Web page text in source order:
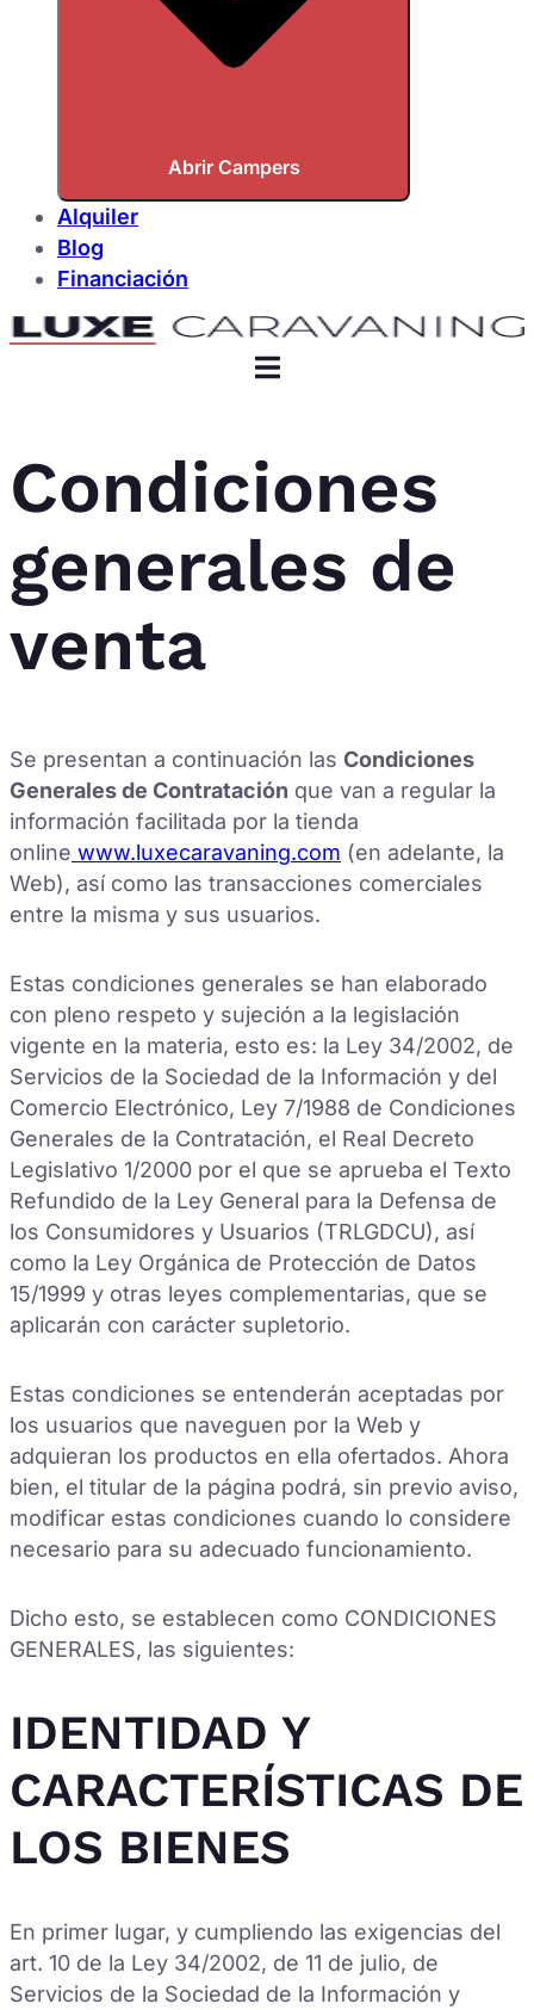
Abrir Campers
Alquiler
Blog
Financiación
Condiciones
generales de
venta
Se presentan a continuación las Condiciones
Generales de Contratación que van a regular la
información facilitada por la tienda
online www.luxecaravaning.com (en adelante, la
Web), así como las transacciones comerciales
entre la misma y sus usuarios.
Estas condiciones generales se han elaborado
con pleno respeto y sujeción a la legislación
vigente en la materia, esto es: la Ley 34/2002, de
Servicios de la Sociedad de la Información y del
Comercio Electrónico, Ley 7/1988 de Condiciones
Generales de la Contratación, el Real Decreto
Legislativo 1/2000 por el que se aprueba el Texto
Refundido de la Ley General para la Defensa de
los Consumidores y Usuarios (TRLGDCU), así
como la Ley Orgánica de Protección de Datos
15/1999 y otras leyes complementarias, que se
aplicarán con carácter supletorio.
Estas condiciones se entenderán aceptadas por
los usuarios que naveguen por la Web y
adquieran los productos en ella ofertados. Ahora
bien, el titular de la página podrá, sin previo aviso,
modificar estas condiciones cuando lo considere
necesario para su adecuado funcionamiento.
Dicho esto, se establecen como CONDICIONES
GENERALES, las siguientes:
IDENTIDAD Y
CARACTERÍSTICAS DE
LOS BIENES
En primer lugar, y cumpliendo las exigencias del
art. 10 de la Ley 34/2002, de 11 de julio, de
Servicios de la Sociedad de la Información y